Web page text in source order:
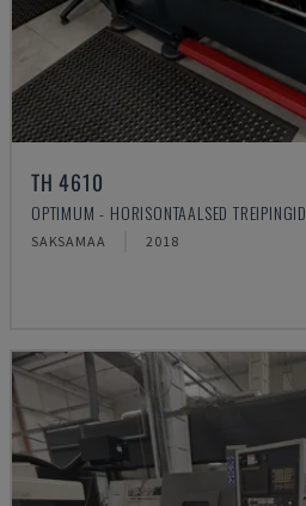
TH 4610
OPTIMUM - HORISONTAALSED TREIPINGID
SAKSAMAA 2018